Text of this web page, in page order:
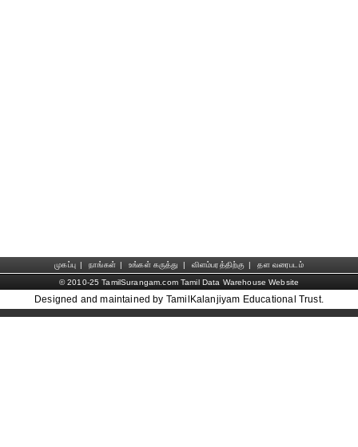
முகப்பு | நாங்கள் | உங்கள் கருத்து | விளம்பரத்திற்கு |
தள வரைபடம்
© 2010-25 TamilSurangam.com Tamil Data Warehouse Website
Designed and maintained by TamilKalanjiyam Educational Trust.